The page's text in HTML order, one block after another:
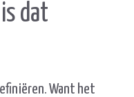
dat
Want het